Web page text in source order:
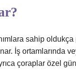
sahip
İş ortamlarında
çoraplar özel